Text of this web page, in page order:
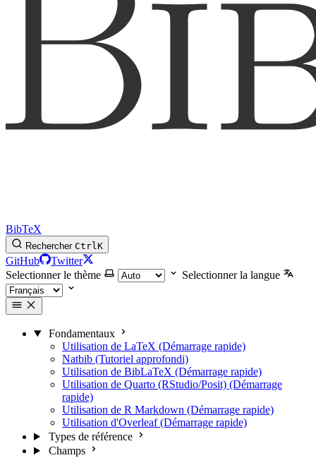
BibTeX
Rechercher CtrlK
GitHub
Twitter
Selectionner le thème
Selectionner la langue
Fondamentaux
Utilisation de LaTeX (Démarrage rapide)
Natbib (Tutoriel approfondi)
Utilisation de BibLaTeX (Démarrage rapide)
Utilisation de Quarto (RStudio/Posit) (Démarrage
rapide)
Utilisation de R Markdown (Démarrage rapide)
Utilisation d'Overleaf (Démarrage rapide)
Types de référence
Champs